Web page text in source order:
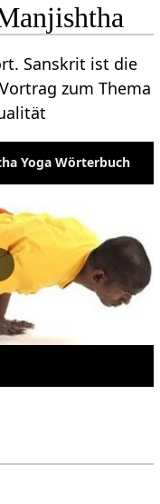
Sanskrit ist die
zum Thema
Yoga Wörterbuch